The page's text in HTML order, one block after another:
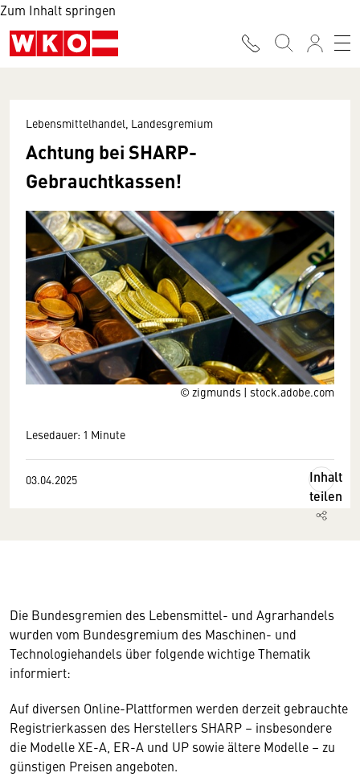
Zum Inhalt springen
© zigmunds | stock.adobe.com
Lebensmittelhandel, Landesgremium
Achtung bei SHARP-
Gebrauchtkassen!
Lesedauer: 1 Minute
03.04.2025
Inhalt
teilen
Die Bundesgremien des Lebensmittel- und Agrarhandels
wurden vom Bundesgremium des Maschinen- und
Technologiehandels über folgende wichtige Thematik
informiert:
Auf diversen Online-Plattformen werden derzeit gebrauchte
Registrierkassen des Herstellers SHARP – insbesondere
die Modelle XE-A, ER-A und UP sowie ältere Modelle – zu
günstigen Preisen angeboten.